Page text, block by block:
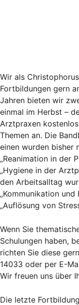
Wir als
Fortbildungen gern
Jahren bieten wir
einmal im Herbst –
Arztpraxen
Themen an. Die
einen wurden bisher
„Reanimation in der
„Hygiene in der
den Arbeitsalltag
„Kommunikation
„Auflösung von
Wenn Sie
Schulungen haben,
richten Sie diese
14033 oder per E-
Wir freuen uns über
Die letzte